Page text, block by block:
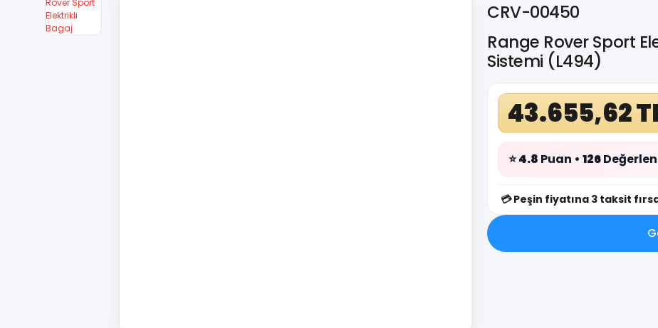
CRV-00450
Range Rover Sport
Sistemi (L494)
43.655,62
⭐4.8 Puan • 126
💳 Peşin fiyatına 3 taksit